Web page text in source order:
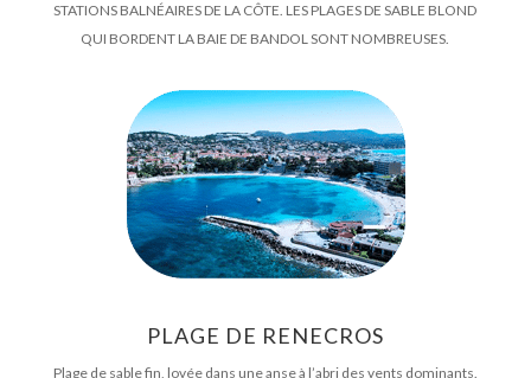
STATIONS BALNÉAIRES DE LA CÔTE. LES PLAGES DE SABLE BLOND
QUI BORDENT LA BAIE DE BANDOL SONT NOMBREUSES.
PLAGE DE RENECROS
Plage de sable fin, lovée dans une anse à l’abri des vents dominants.